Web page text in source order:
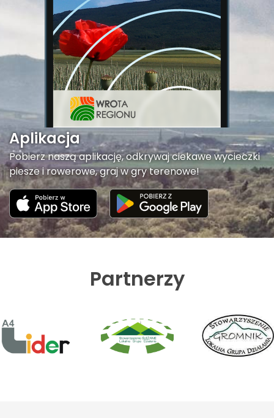
Aplikacja
Pobierz naszą aplikację, odkrywaj ciekawe wycieczki
piesze i rowerowe, graj w gry terenowe!
Partnerzy